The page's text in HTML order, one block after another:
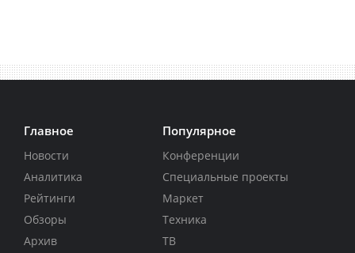
Главное
Новости
Аналитика
Рейтинги
Обзоры
Архив
Популярное
Конференции
Специальные проекты
Маркет
Техника
ТВ